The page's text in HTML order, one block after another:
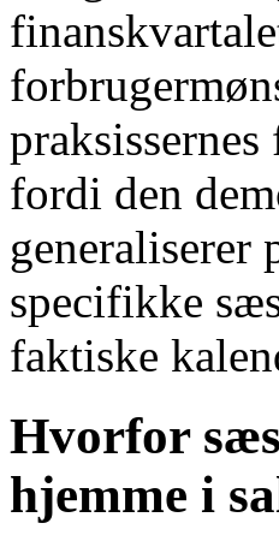
fordi den
generaliserer
specifikke
faktiske
Hvorfor
hjemme i